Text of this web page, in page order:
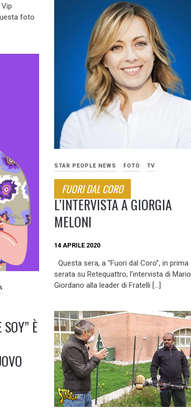
foto
STAR PEOPLE NEWS FOTO TV
FUORI DAL CORO
L’INTERVISTA A GIORGIA
MELONI
14 APRILE 2020
Questa sera, a “Fuori dal Coro”, in prima
serata su Retequattro, l’intervista di Mario
Giordano alla leader di Fratelli […]
È